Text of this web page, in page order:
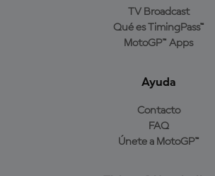
TV Broadcast
Qué es TimingPass™
MotoGP™ Apps
Ayuda
Contacto
FAQ
Únete a MotoGP™